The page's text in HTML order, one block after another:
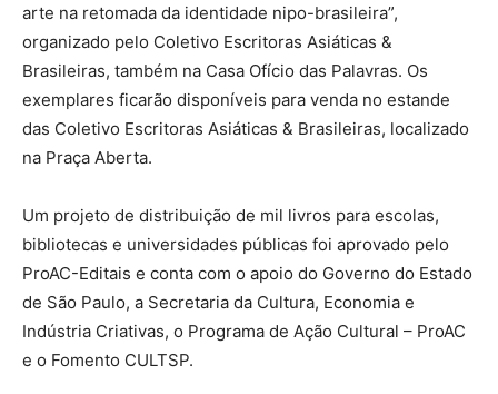
arte na retomada da identidade nipo-brasileira”,
organizado pelo Coletivo Escritoras Asiáticas &
Brasileiras, também na Casa Ofício das Palavras. Os
exemplares ficarão disponíveis para venda no estande
das Coletivo Escritoras Asiáticas & Brasileiras, localizado
na Praça Aberta.
Um projeto de distribuição de mil livros para escolas,
bibliotecas e universidades públicas foi aprovado pelo
ProAC-Editais e conta com o apoio do Governo do Estado
de São Paulo, a Secretaria da Cultura, Economia e
Indústria Criativas, o Programa de Ação Cultural – ProAC
e o Fomento CULTSP.